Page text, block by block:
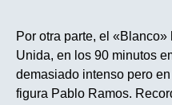
Por otra parte, el
Unida, en los 90 minutos
demasiado intenso pero
figura Pablo Ramos.